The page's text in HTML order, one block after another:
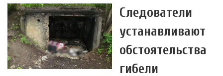
Следователи
устанавливают
обстоятельства
гибели